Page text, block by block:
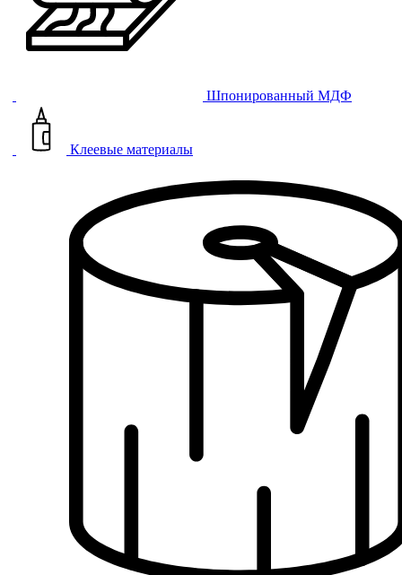
Шпонированный МДФ
Клеевые материалы